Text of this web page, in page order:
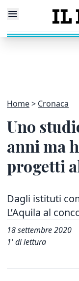
Home Cronaca
Uno
anni ma
progetti
Dagli istituti
L’Aquila al
18 settembre 2020
1' di lettura